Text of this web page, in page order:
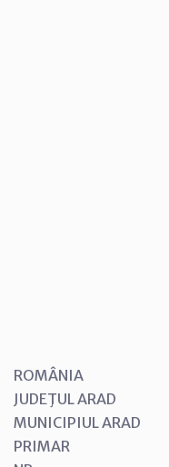
ROMÂNIA
JUDEŢUL ARAD
MUNICIPIUL ARAD
PRIMAR